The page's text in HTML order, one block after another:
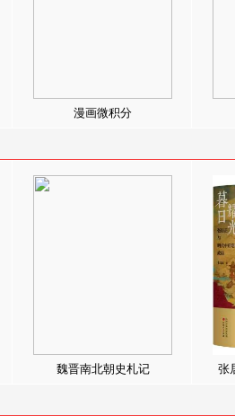
漫画微积分
魏晋南北朝史札记 张